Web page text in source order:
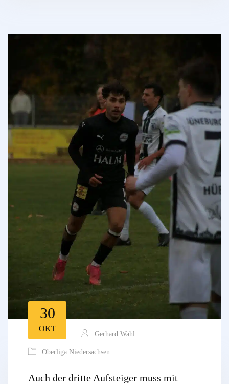
30
OKT
Gerhard Wahl
Oberliga Niedersachsen
Auch der dritte Aufsteiger muss mit